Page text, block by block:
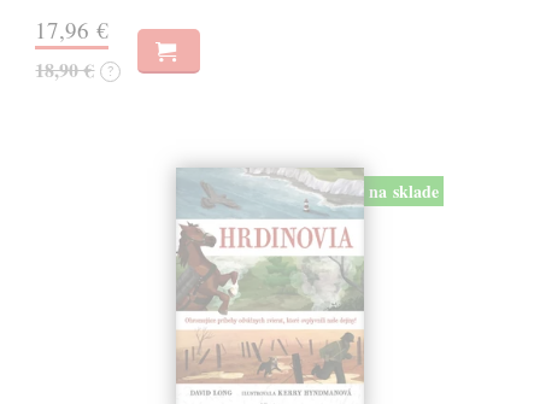
17,96 €
18,90 € ?
na sklade